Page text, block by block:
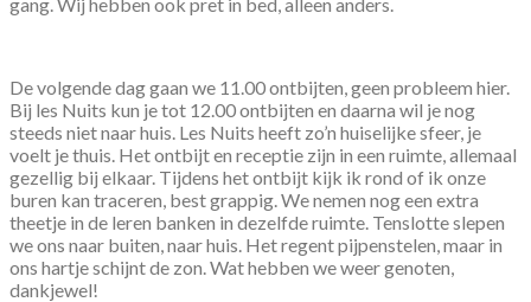
De volgende dag gaan we 11.00 ontbijten, geen probleem hier.
Bij les Nuits kun je tot 12.00 ontbijten en daarna wil je nog
steeds niet naar huis. Les Nuits heeft zo’n huiselijke sfeer, je
voelt je thuis. Het ontbijt en receptie zijn in een ruimte, allemaal
gezellig bij elkaar. Tijdens het ontbijt kijk ik rond of ik onze
buren kan traceren, best grappig. We nemen nog een extra
theetje in de leren banken in dezelfde ruimte. Tenslotte slepen
we ons naar buiten, naar huis. Het regent pijpenstelen, maar in
ons hartje schijnt de zon. Wat hebben we weer genoten,
dankjewel!